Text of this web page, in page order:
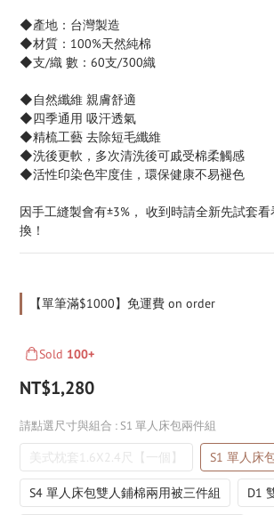
◆產地：台灣製造
◆材質：100%天然純棉
◆支/織 數：60支/300織
◆自然纖維 親膚舒適
◆四季通用 吸汗透氣
◆精梳工藝 去除短毛纖維
◆洗後更軟，多次清洗後可戚受棉柔觸感
◆活性印染色牢度佳，環保健康不易褪色
因手工縫製會有±3%， 收到時請全新先試套
換！
【單筆滿$1000】免運費 on order
Sold 100+
NT$1,280
請點選尺寸與組合 : S1 單人床包兩件組
美式枕套1.6X2.4尺【一個】 S1 單人床
S4 單人床包雙人鋪棉兩用被三件組 D1